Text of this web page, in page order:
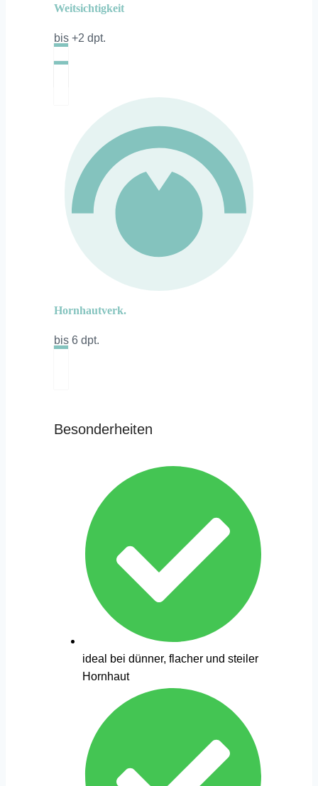
Weitsichtigkeit
bis +2 dpt.
Hornhautverk.
bis 6 dpt.
Besonderheiten
ideal bei dünner, flacher und steiler
Hornhaut